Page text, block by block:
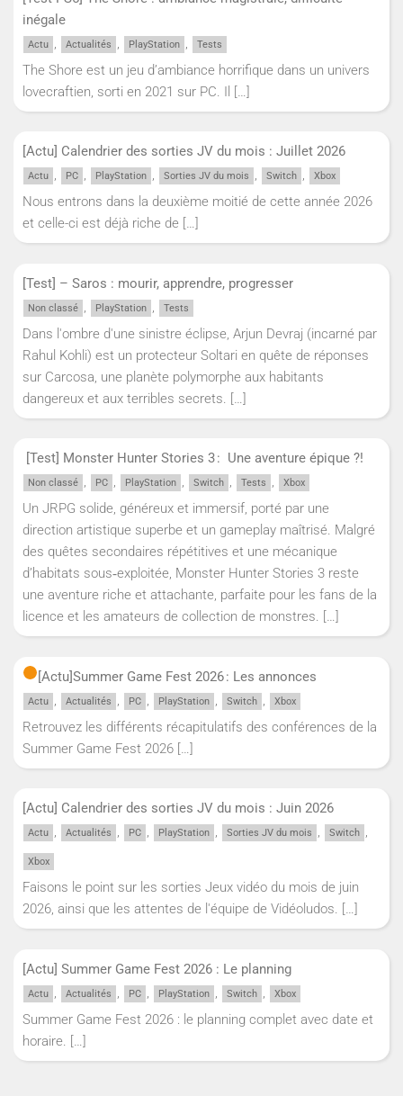
inégale
Actu , Actualités , PlayStation , Tests
The Shore est un jeu d’ambiance horrifique dans un univers
lovecraftien, sorti en 2021 sur PC. Il […]
[Actu] Calendrier des sorties JV du mois : Juillet 2026
Actu , PC , PlayStation , Sorties JV du mois , Switch , Xbox
Nous entrons dans la deuxième moitié de cette année 2026
et celle-ci est déjà riche de […]
[Test] – Saros : mourir, apprendre, progresser
Non classé , PlayStation , Tests
Dans l'ombre d'une sinistre éclipse, Arjun Devraj (incarné par
Rahul Kohli) est un protecteur Soltari en quête de réponses
sur Carcosa, une planète polymorphe aux habitants
dangereux et aux terribles secrets. […]
[Test] Monster Hunter Stories 3 : Une aventure épique ?!
Non classé , PC , PlayStation , Switch , Tests , Xbox
Un JRPG solide, généreux et immersif, porté par une
direction artistique superbe et un gameplay maîtrisé. Malgré
des quêtes secondaires répétitives et une mécanique
d’habitats sous‑exploitée, Monster Hunter Stories 3 reste
une aventure riche et attachante, parfaite pour les fans de la
licence et les amateurs de collection de monstres. […]
[Actu]Summer Game Fest 2026 : Les annonces
Actu , Actualités , PC , PlayStation , Switch , Xbox
Retrouvez les différents récapitulatifs des conférences de la
Summer Game Fest 2026 […]
[Actu] Calendrier des sorties JV du mois : Juin 2026
Actu , Actualités , PC , PlayStation , Sorties JV du mois , Switch ,
Xbox
Faisons le point sur les sorties Jeux vidéo du mois de juin
2026, ainsi que les attentes de l'équipe de Vidéoludos. […]
[Actu] Summer Game Fest 2026 : Le planning
Actu , Actualités , PC , PlayStation , Switch , Xbox
Summer Game Fest 2026 : le planning complet avec date et
horaire. […]